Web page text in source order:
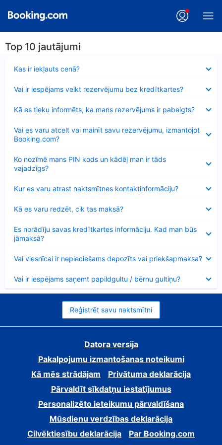
Top 10 jautājumi
Kas ir iekļauts cenā?
Vai ir iespējams veikt rezervējumu bez kredītkartes?
Kā es tieku informēts, ka mans rezervējums ir pabeigts?
Vai es varu atcelt vai mainīt savu rezervējumu, izmantojot
Booking.com?
Ko nozīmē mans PIN kods un kādēļ man ir tāds
vajadzīgs?
Kur es varu atrast naktsmītnes kontaktinformāciju?
Kā es varu redzēt, cik tas maksā?
Es norādīju savas kredītkartes informāciju. Kad man būs
jāmaksā?
Vai viesnīcai ir nepieciešams depozīts vai priekšapmaksa?
Vai ir iespējams saņemt papildgultu / bērnu gultiņu?
Reģistrēt savu naktsmītni
Datora versija
Pakalpojumu izmantošanas noteikumi
Kā mēs strādājam
Privātuma deklarācija
Pārvaldīt sīkdatņu iestatījumus
Personalizēto ieteikumu pārvaldīšana
Mūsdienu verdzības deklarācija
Cilvēktiesību deklarācija
Par Booking.com